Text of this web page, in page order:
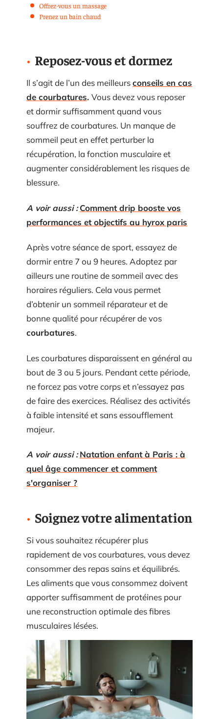
Offrez-vous un massage
Prenez un bain chaud
Reposez-vous et dormez
Il s’agit de l’un des meilleursconseils en cas
de courbatures. Vous devez vous reposer
et dormir suffisamment quand vous
souffrez de courbatures. Un manque de
sommeil peut en effet perturber la
récupération, la fonction musculaire et
augmenter considérablement les risques de
blessure.
A voir aussi : Comment drip booste vos
performances et objectifs au hyrox paris
Après votre séance de sport, essayez de
dormir entre 7 ou 9 heures. Adoptez par
ailleurs une routine de sommeil avec des
horaires réguliers. Cela vous permet
d’obtenir un sommeil réparateur et de
bonne qualité pour récupérer de vos
courbatures.
Les courbatures disparaissent en général au
bout de 3 ou 5 jours. Pendant cette période,
ne forcez pas votre corps et n’essayez pas
de faire des exercices. Réalisez des activités
à faible intensité et sans essoufflement
majeur.
A voir aussi : Natation enfant à Paris : à
quel âge commencer et comment
s'organiser ?
Soignez votre alimentation
Si vous souhaitez récupérer plus
rapidement de vos courbatures, vous devez
consommer des repas sains et équilibrés.
Les aliments que vous consommez doivent
apporter suffisamment de protéines pour
une reconstruction optimale des fibres
musculaires lésées.